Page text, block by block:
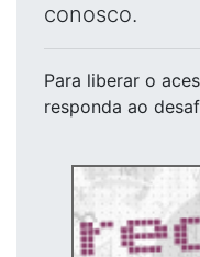
conosco.
Para liberar o
responda ao